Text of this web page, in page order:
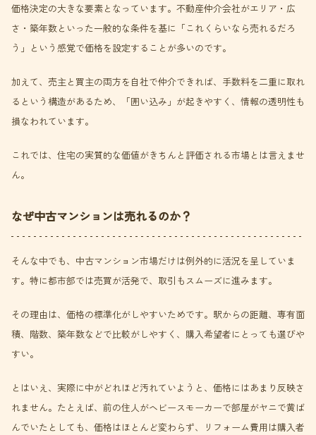
価格決定の大きな要素となっています。不動産仲介会社がエリア・広
さ・築年数といった一般的な条件を基に「これくらいなら売れるだろ
う」という感覚で価格を設定することが多いのです。
加えて、売主と買主の両方を自社で仲介できれば、手数料を二重に取れ
るという構造があるため、「囲い込み」が起きやすく、情報の透明性も
損なわれています。
これでは、住宅の実質的な価値がきちんと評価される市場とは言えませ
ん。
なぜ中古マンションは売れるのか？
そんな中でも、中古マンション市場だけは例外的に活況を呈していま
す。特に都市部では売買が活発で、取引もスムーズに進みます。
その理由は、価格の標準化がしやすいためです。駅からの距離、専有面
積、階数、築年数などで比較がしやすく、購入希望者にとっても選びや
すい。
とはいえ、実際に中がどれほど汚れていようと、価格にはあまり反映さ
れません。たとえば、前の住人がヘビースモーカーで部屋がヤニで黄ば
んでいたとしても、価格はほとんど変わらず、リフォーム費用は購入者